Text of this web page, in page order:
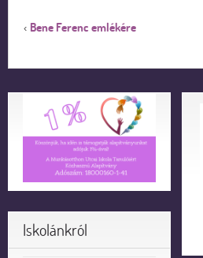
‹ Bene Ferenc emlékére
Iskolánkról